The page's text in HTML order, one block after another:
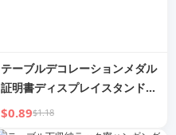
テーブルデコレーションメダル
証明書ディスプレイスタンドデ
スクトップフォトフレームサポ
ートサポートクリエイティブフ
$0.89$1.18